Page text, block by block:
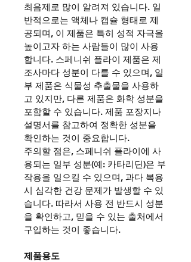
최음제로 많이 알려져 있습니다. 일
반적으로는 액체나 캡슐 형태로 제
공되며, 이 제품은 특히 성적 자극을
높이고자 하는 사람들이 많이 사용
합니다. 스페니쉬 플라이 제품은 제
조사마다 성분이 다를 수 있으며, 일
부 제품은 식물성 추출물을 사용하
고 있지만, 다른 제품은 화학 성분을
포함할 수 있습니다. 제품 포장지나
설명서를 참고하여 정확한 성분을
확인하는 것이 중요합니다.
주의할 점은, 스페니쉬 플라이에 사
용되는 일부 성분(예: 카타리딘)은 부
작용을 일으킬 수 있으며, 과다 복용
시 심각한 건강 문제가 발생할 수 있
습니다. 따라서 사용 전 반드시 성분
을 확인하고, 믿을 수 있는 출처에서
구입하는 것이 좋습니다.
제품용도